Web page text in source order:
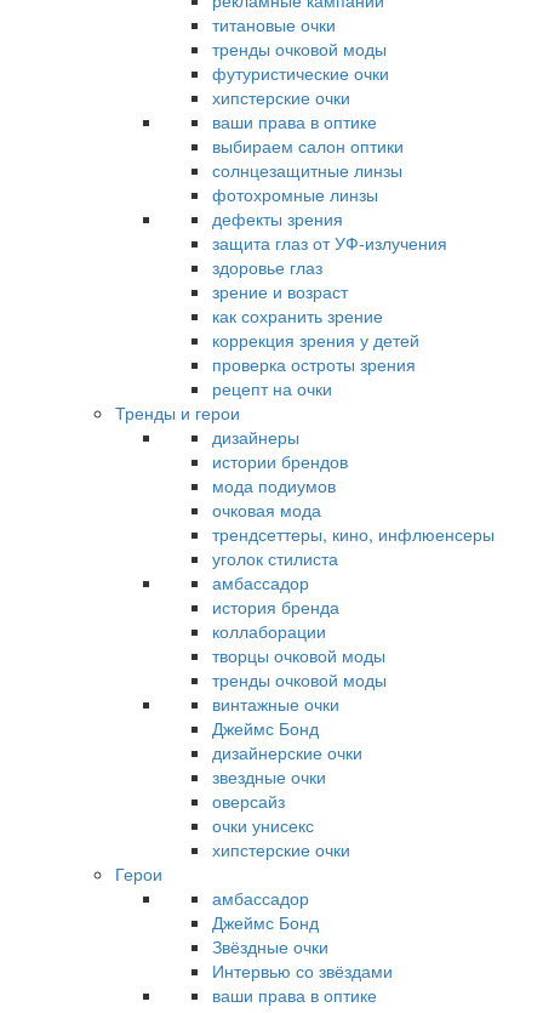
титановые очки
тренды очковой моды
футуристические очки
хипстерские очки
ваши права в оптике
выбираем салон оптики
солнцезащитные линзы
фотохромные линзы
дефекты зрения
защита глаз от УФ-излучения
здоровье глаз
зрение и возраст
как сохранить зрение
коррекция зрения у детей
проверка остроты зрения
рецепт на очки
Тренды и герои
дизайнеры
истории брендов
мода подиумов
очковая мода
трендсеттеры, кино, инфлюенсеры
уголок стилиста
амбассадор
история бренда
коллаборации
творцы очковой моды
тренды очковой моды
винтажные очки
Джеймс Бонд
дизайнерские очки
звездные очки
оверсайз
очки унисекс
хипстерские очки
Герои
амбассадор
Джеймс Бонд
Звёздные очки
Интервью со звёздами
ваши права в оптике